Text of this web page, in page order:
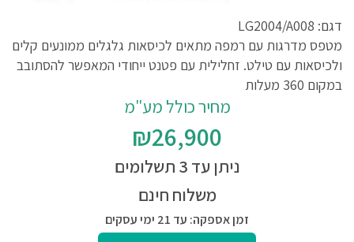
דגם: LG2004/A008
מטפס מדרגות עם רמפה מתאים לכיסאות גלגלים ממונעים קלים
ולכיסאות עם טילט. זחלילית עם פטנט ייחודי המאפשר להסתובב
במקום 360 מעלות
מחיר כולל מע"מ
₪26,900
ניתן עד 3 תשלומים
משלוח חינם
זמן אספקה: עד 21 ימי עסקים